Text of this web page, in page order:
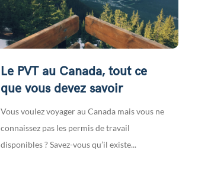
Le PVT au Canada, tout ce
que vous devez savoir
Vous voulez voyager au Canada mais vous ne
connaissez pas les permis de travail
disponibles ? Savez-vous qu’il existe...